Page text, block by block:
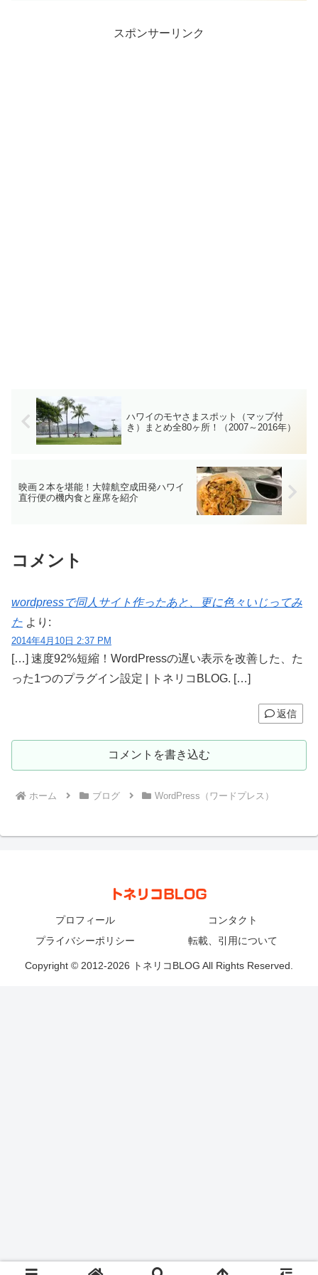
スポンサーリンク
ハワイのモヤさまスポット（マップ付
き）まとめ全80ヶ所！（2007～2016年）
映画２本を堪能！大韓航空成田発ハワイ
直行便の機内食と座席を紹介
コメント
wordpressで同人サイト作ったあと、更に色々いじってみ
た より:
2014年4月10日 2:37 PM
[…] 速度92%短縮！WordPressの遅い表示を改善した、た
った1つのプラグイン設定 | トネリコBLOG. […]
返信
コメントを書き込む
ホーム ブログ WordPress（ワードプレス）
プロフィール
コンタクト
プライバシーポリシー
転載、引用について
Copyright © 2012-2026 トネリコBLOG All Rights Reserved.